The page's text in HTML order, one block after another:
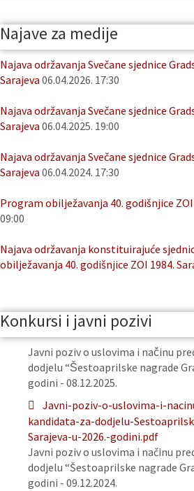
Najave za medije
Najava održavanja Svečane sjednice
Sarajeva 06.04.2026. 17:30
Najava održavanja Svečane sjednice
Sarajeva 06.04.2025. 19:00
Najava održavanja Svečane sjednice
Sarajeva 06.04.2024. 17:30
Program obilježavanja 40. godišnjice ZOI
09:00
Najava održavanja konstituirajuće
obilježavanja 40. godišnjice ZOI 1984.
Konkursi i javni pozivi
Javni poziv o uslovima i načinu
dodjelu “Šestoaprilske nagrade
godini - 08.12.2025.
Javni-poziv-o-uslovima-i-
kandidata-za-dodjelu-
Sarajeva-u-2026.-godini.pdf
Javni poziv o uslovima i načinu
dodjelu “Šestoaprilske nagrade
godini - 09.12.2024.